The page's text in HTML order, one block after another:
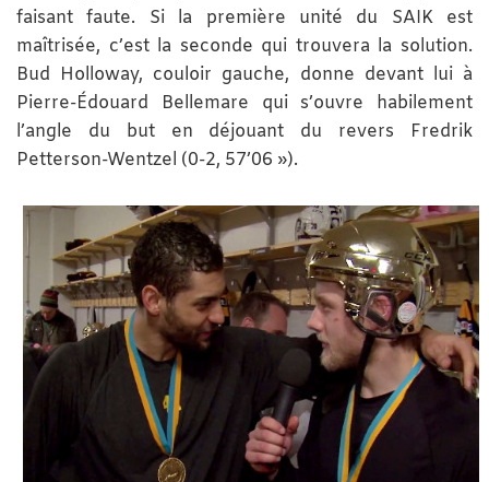
faisant faute. Si la première unité du SAIK est
maîtrisée, c’est la seconde qui trouvera la solution.
Bud Holloway, couloir gauche, donne devant lui à
Pierre-Édouard Bellemare qui s’ouvre habilement
l’angle du but en déjouant du revers Fredrik
Petterson-Wentzel (0-2, 57’06 »).